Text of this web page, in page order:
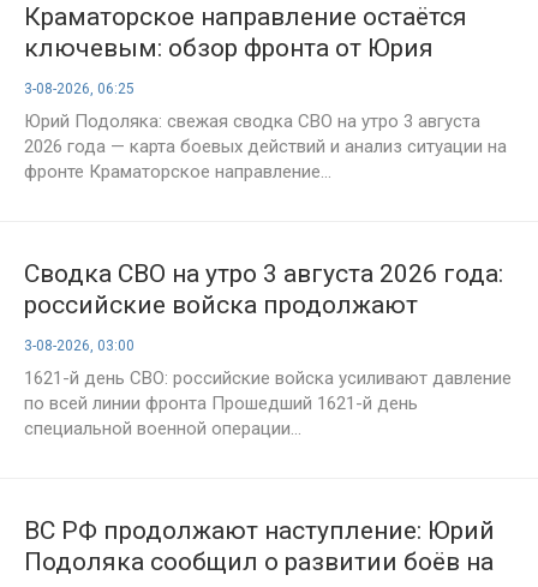
Краматорское направление остаётся
ключевым: обзор фронта от Юрия
Подоляки на утро 3 августа
3-08-2026, 06:25
Юрий Подоляка: свежая сводка СВО на утро 3 августа
2026 года — карта боевых действий и анализ ситуации на
фронте Краматорское направление...
Сводка СВО на утро 3 августа 2026 года:
российские войска продолжают
наступление, ещё один день
приближает ПОБЕДУ РФ
3-08-2026, 03:00
1621-й день СВО: российские войска усиливают давление
по всей линии фронта Прошедший 1621-й день
специальной военной операции...
ВС РФ продолжают наступление: Юрий
Подоляка сообщил о развитии боёв на